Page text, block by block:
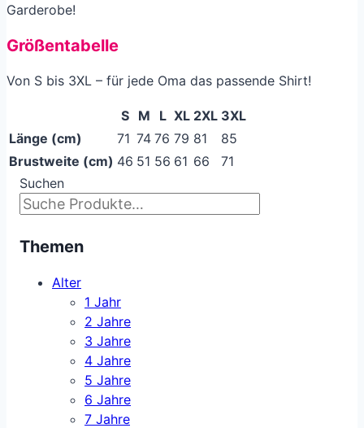
Garderobe!
Größentabelle
Von S bis 3XL – für jede Oma das passende Shirt!
S M L XL 2XL 3XL
Länge (cm)
71 74 76 79 81
85
Brustweite (cm) 46 51 56 61 66
71
Suchen
Themen
Alter
1 Jahr
2 Jahre
3 Jahre
4 Jahre
5 Jahre
6 Jahre
7 Jahre